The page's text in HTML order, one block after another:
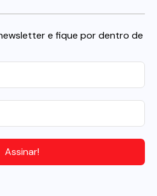
e fique por dentro de